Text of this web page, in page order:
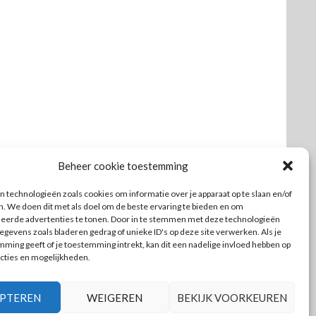
Beheer cookie toestemming
technologieën zoals cookies om informatie over je apparaat op te slaan en/of
We doen dit met als doel om de beste ervaring te bieden en om
advertenties te tonen. Door in te stemmen met deze technologieën
zoals bladeren gedrag of unieke ID's op deze site verwerken. Als je
geeft of je toestemming intrekt, kan dit een nadelige invloed hebben op
en mogelijkheden.
WEIGEREN BEKIJK VOORKEUREN